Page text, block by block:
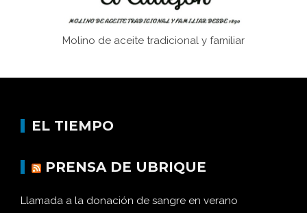
Molino de aceite tradicional y familiar
EL TIEMPO
PRENSA DE UBRIQUE
Llamada a la donación de sangre en verano